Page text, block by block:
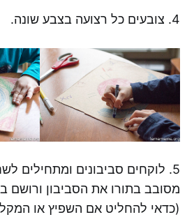
4. צובעים כל רצועה בצבע שונה.
5. לוקחים סביבונים ומתחילים
מסובב בתורו את הסביבון ורושם
(כדאי להחליט אם השפיץ או